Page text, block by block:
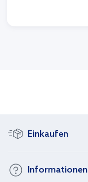
Einkaufen
Informationen